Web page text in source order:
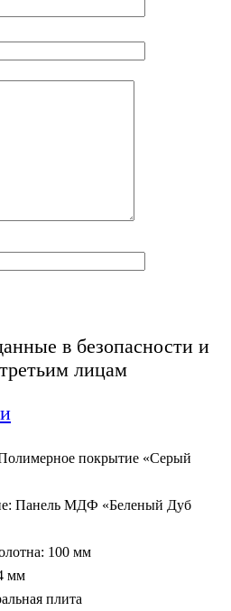
в безопасности и
третьим лицам
покрытие «Серый
Панель МДФ «Беленый Дуб
100 мм
мм
плита